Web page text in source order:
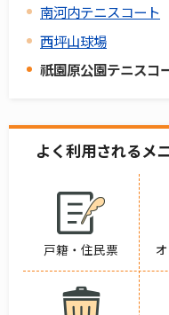
南河内テニスコート
西坪山球場
祇園原公園テニスコ
よく利用されるメ
戸籍・住民票